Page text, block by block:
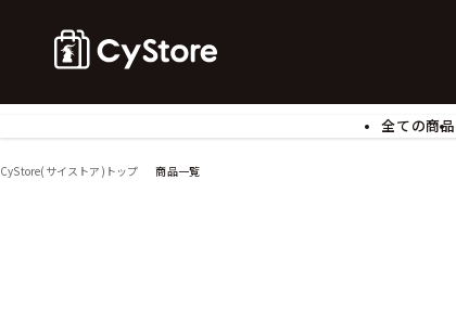
全ての商品
アクリルスタンド
CyStore(サイストア)トップ 商品一覧